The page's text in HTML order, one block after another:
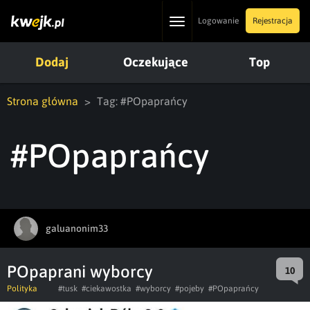
ToggleLogowanie Rejestracja
Dodaj Oczekujące Top
Strona główna Tag: #POpaprańcy
#POpaprańcy
galuanonim33
POpaprani wyborcy 10
Polityka #tusk #ciekawostka #wyborcy #pojeby #POpaprańcy